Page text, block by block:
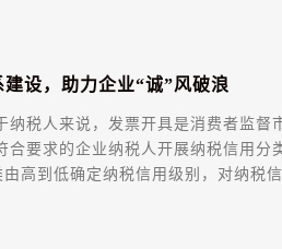
建设， 助力企业“诚”风破浪
税人来说，发票开具是消费者监督
求的企业纳税人开展纳税信用分
高到低确定纳税信用级别，对纳税